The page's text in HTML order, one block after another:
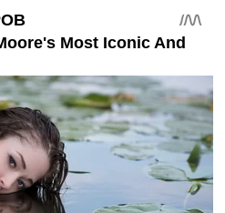
Лига
Лига
Лига
>>>
Чемпионата Мира
Лига
Лига